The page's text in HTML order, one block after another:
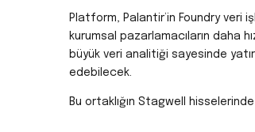
Platform, Palantir’in Foundry veri
kurumsal pazarlamacıların daha
büyük veri analitiği sayesinde
edebilecek.
Bu ortaklığın Stagwell